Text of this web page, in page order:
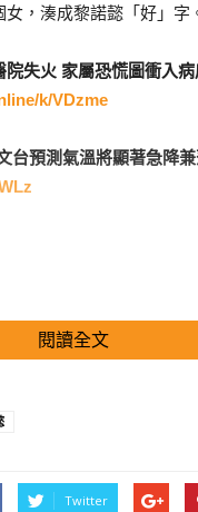
，湊成黎諾懿「好」字
失火 家屬恐慌圖衝入
k/VDzme
台預測氣溫將顯著急降
已出 懷孕以芯要緊急做
閱讀全文
Twitter